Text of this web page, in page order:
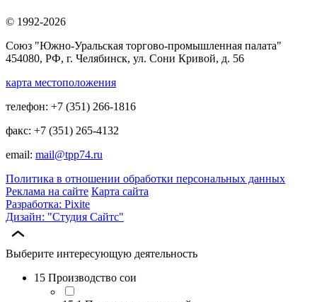
© 1992-2026
Союз "Южно-Уральская торгово-промышленная палата"
454080, РФ, г. Челябинск, ул. Сони Кривой, д. 56
карта местоположения
телефон: +7 (351) 266-1816
факс: +7 (351) 265-4132
email: mail@tpp74.ru
Политика в отношении обработки персональных данных
Реклама на сайте Карта сайта
Разработка: Pixite
Дизайн: "Студия Сайтс"
Выберите интересующую деятельность
15 Производство сои